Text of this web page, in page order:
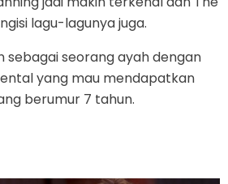
lagu-lagunya juga.
sebagai seorang ayah dengan
yang mau mendapatkan
berumur 7 tahun.